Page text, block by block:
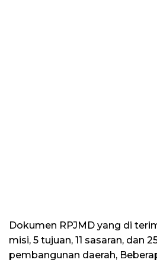
Dokumen RPJMD yang di
misi, 5 tujuan, 11 sasaran, dan
pembangunan daerah,